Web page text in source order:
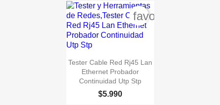
 Vista rápida
Tester Cable Red Rj45 Lan
Ethernet Probador
Continuidad Utp Stp
$5.990
favorite_border